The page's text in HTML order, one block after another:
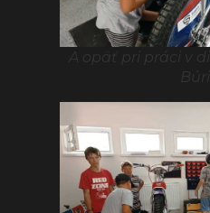
A opäť pri práci v